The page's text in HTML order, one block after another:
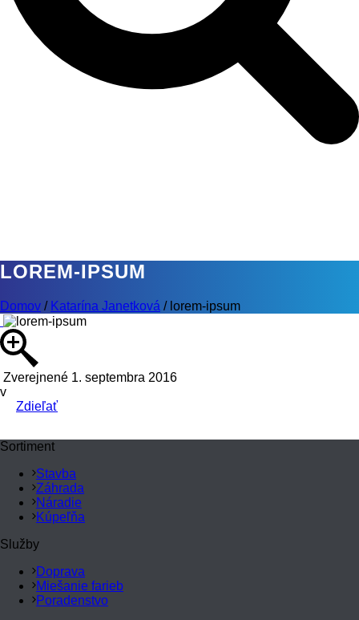
LOREM-IPSUM
Domov / Katarína Janetková / lorem-ipsum
Zverejnené 1. septembra 2016
v
Zdieľať
Sortiment
Stavba
Záhrada
Náradie
Kúpeľňa
Služby
Doprava
Miešanie farieb
Poradenstvo